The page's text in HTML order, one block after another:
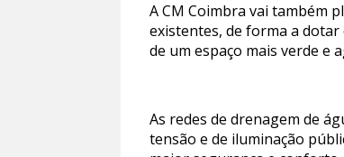
A CM Coimbra vai também
existentes, de forma a
de um espaço mais verde e
As redes de drenagem de
tensão e de iluminação